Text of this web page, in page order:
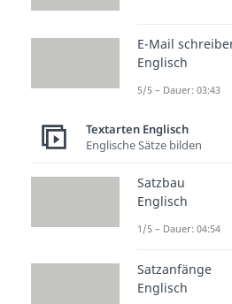
Studyflix
einem
E-Mail
Englisch
5/5 – Dauer: 03:43
Textarten Englisch
Englische Sätze bilden
Satzbau
Englisch
1/5 – Dauer: 04:54
Satzanfänge
Englisch